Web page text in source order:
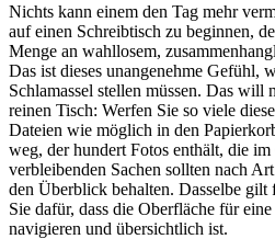
Nichts kann einem den Tag mehr
auf einen Schreibtisch zu beginnen,
Menge an wahllosem,
Das ist dieses unangenehme Gefühl,
Schlamassel stellen müssen. Das will
reinen Tisch: Werfen Sie so viele
Dateien wie möglich in den
weg, der hundert Fotos enthält, die
verbleibenden Sachen sollten nach
den Überblick behalten. Dasselbe gilt
Sie dafür, dass die Oberfläche für
navigieren und übersichtlich ist.